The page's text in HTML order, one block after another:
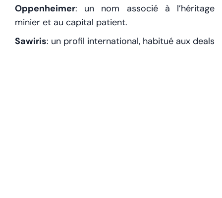
Oppenheimer: un nom associé à l’héritage
minier et au capital patient.
Sawiris: un profil international, habitué aux deals